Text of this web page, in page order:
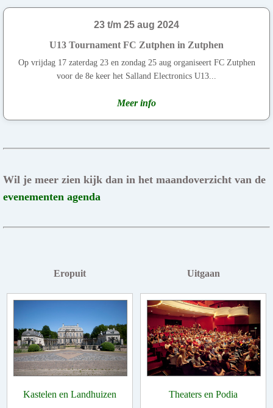
23 t/m 25 aug 2024
U13 Tournament FC Zutphen in Zutphen
Op vrijdag 17 zaterdag 23 en zondag 25 aug organiseert FC Zutphen
voor de 8e keer het Salland Electronics U13...
Meer info
Wil je meer zien kijk dan in het maandoverzicht van de
evenementen agenda
Eropuit
Kastelen en Landhuizen
Uitgaan
Theaters en Podia